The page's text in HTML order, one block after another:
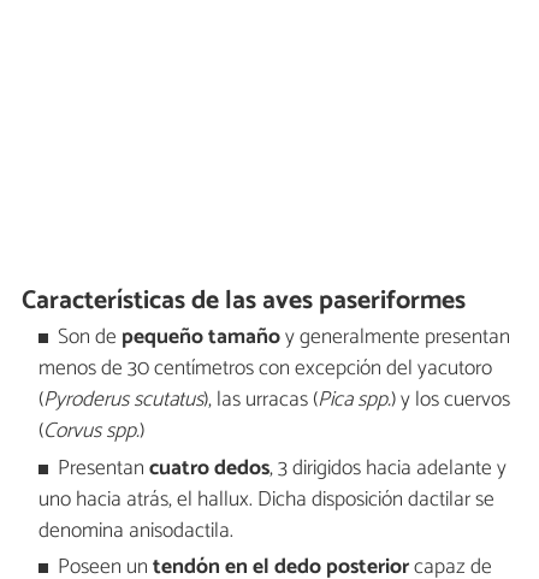
Características de las aves paseriformes
Son de pequeño tamañoy generalmente presentan
menos de 30 centímetros con excepción del yacutoro
(Pyroderus scutatus), las urracas (Pica spp.) y los cuervos
(Corvus spp.)
Presentancuatro dedos, 3 dirigidos hacia adelante y
uno hacia atrás, el hallux. Dicha disposición dactilar se
denomina anisodactila.
Poseen untendón en el dedo posteriorcapaz de